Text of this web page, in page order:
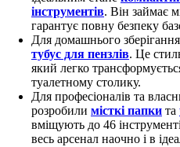
інструментів. Він займає
гарантує повну безпеку
Для домашнього
тубус для пензлів. Це
який легко
туалетному столику.
Для професіоналів та
розробили місткі папки та
вміщують до 46
весь арсенал наочно і в